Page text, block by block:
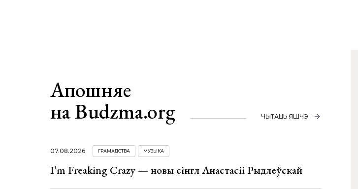
Апошняе
на Budzma.org
ЧЫТАЦЬ ЯШЧЭ
07.08.2026 ГРАМАДСТВА МУЗЫКА
I’m Freaking Crazy — новы сінгл Анастасіі Рыдлеўскай